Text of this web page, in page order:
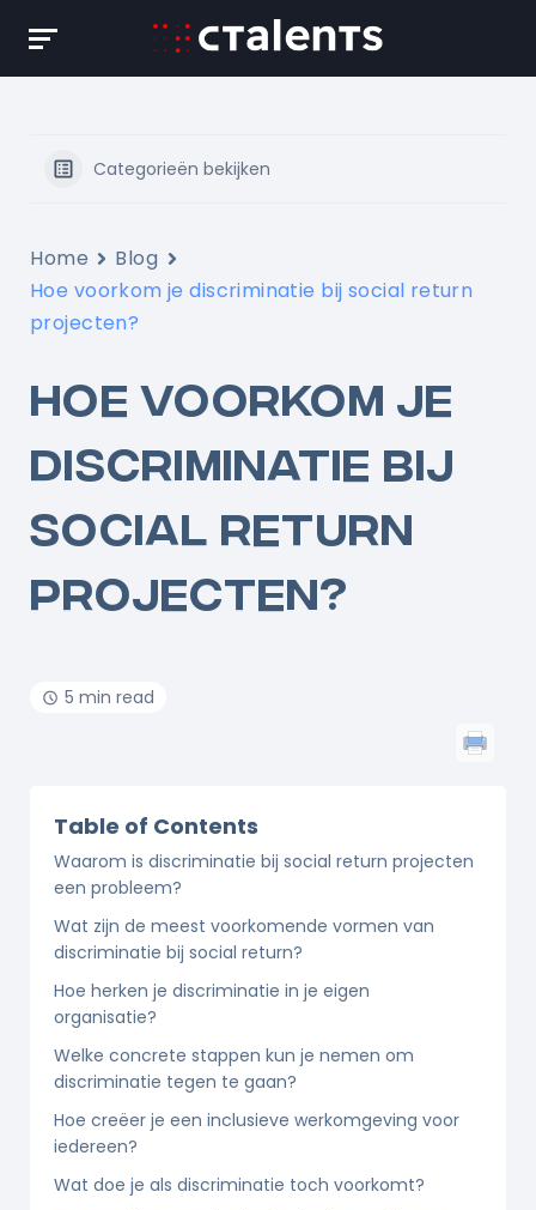
content
Categorieën bekijken
Home
Blog
Hoe voorkom je discriminatie bij social return
projecten?
HOE VOORKOM JE
DISCRIMINATIE BIJ
SOCIAL RETURN
PROJECTEN?
5 min read
Table of Contents
Waarom is discriminatie bij social return projecten
een probleem?
Wat zijn de meest voorkomende vormen van
discriminatie bij social return?
Hoe herken je discriminatie in je eigen
organisatie?
Welke concrete stappen kun je nemen om
discriminatie tegen te gaan?
Hoe creëer je een inclusieve werkomgeving voor
iedereen?
Wat doe je als discriminatie toch voorkomt?